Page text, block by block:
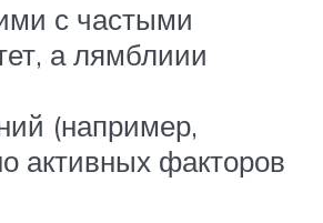
с частыми
а лямблиии
(например,
активных факторов